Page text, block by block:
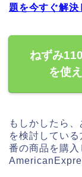
題を今すぐ解決
ねずみ
を使
もしかしたら
を検討してい
番の商品を購